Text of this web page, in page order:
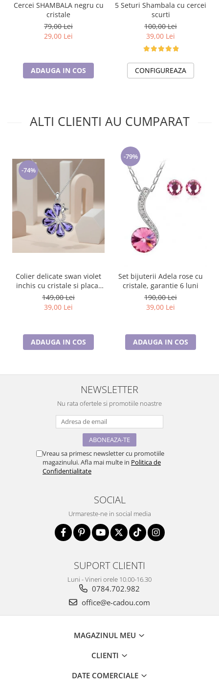
Cercei SHAMBALA negru cu
cristale
79,00 Lei
29,00 Lei
ADAUGA IN COS
5 Seturi Shambala cu cercei
scurti
100,00 Lei
39,00 Lei
CONFIGUREAZA
ALTI CLIENTI AU CUMPARAT
-74%
Colier delicate swan violet
inchis cu cristale si placat
cu aur
149,00 Lei
39,00 Lei
ADAUGA IN COS
-79%
Set bijuterii Adela rose cu
cristale, garantie 6 luni
190,00 Lei
39,00 Lei
ADAUGA IN COS
NEWSLETTER
Nu rata ofertele si promotiile noastre
Vreau sa primesc newsletter cu promotiile
magazinului. Afla mai multe in Politica de
Confidentialitate
SOCIAL
Urmareste-ne in social media
SUPORT CLIENTI
Luni - Vineri orele 10.00-16.30
0784.702.982
office@e-cadou.com
MAGAZINUL MEU
CLIENTI
DATE COMERCIALE